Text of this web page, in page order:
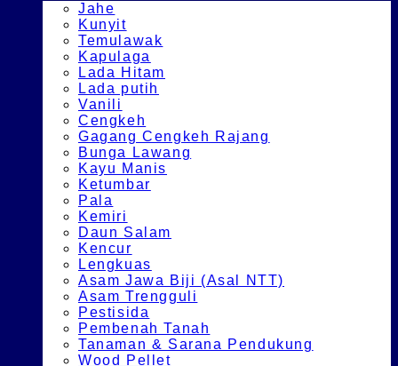
Jahe
Kunyit
Temulawak
Kapulaga
Lada Hitam
Lada putih
Vanili
Cengkeh
Gagang Cengkeh Rajang
Bunga Lawang
Kayu Manis
Ketumbar
Pala
Kemiri
Daun Salam
Kencur
Lengkuas
Asam Jawa Biji (Asal NTT)
Asam Trengguli
Pestisida
Pembenah Tanah
Tanaman & Sarana Pendukung
Wood Pellet